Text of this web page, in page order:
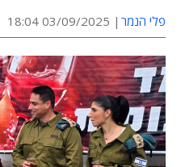
פלי הנמר 03/09/2025 18:04